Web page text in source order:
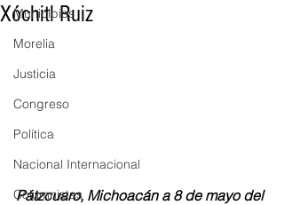
Municipios
Morelia
Justicia
Congreso
Política
Nacional Internacional
Columnistas
Xóchitl Ruiz
Pátzcuaro, Michoacán a 8 de mayo del